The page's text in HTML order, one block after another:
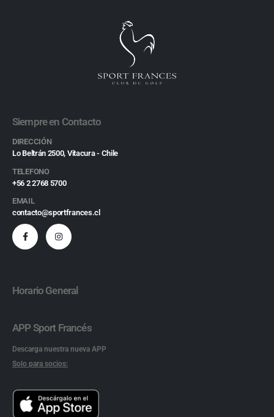
Siempre en Contacto
DIRECCIÓN
Lo Beltrán 2500, Vitacura - Chile
TELEFONO
+56 2 2768 5700
EMAIL
contacto@sportfrances.cl
Horario General
APP Sport Francés
Descarga nuestra nueva APP
Solo para socios: